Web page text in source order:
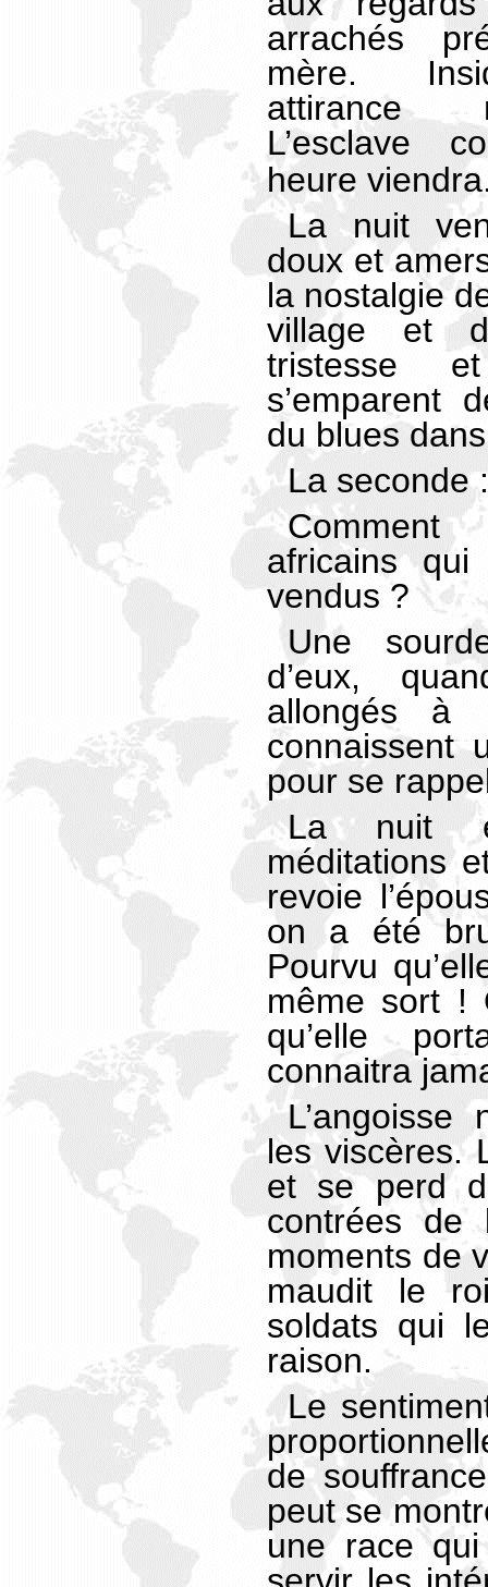
arrachés
mère.
attirance
L’esclave
heure
La nuit
doux et
la nostalgie
village et
tristesse
s’emparent
du blues dans
La seconde :
africains
vendus ?
Une
d’eux,
allongés à
connaissent
pour se
La nuit
méditations
revoie
on a été
Pourvu
même sort !
qu’elle
connaitra
les viscères.
et se perd
contrées de
moments de
maudit le
soldats qui
raison.
Le
de
peut se
une race